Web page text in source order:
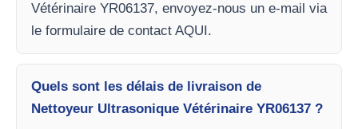
Vétérinaire YR06137, envoyez-nous un e-mail via
le formulaire de contact AQUI.
Quels sont les délais de livraison de
Nettoyeur Ultrasonique Vétérinaire YR06137 ?